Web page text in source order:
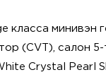
класса минивэн
(CVT), салон
Crystal Pearl